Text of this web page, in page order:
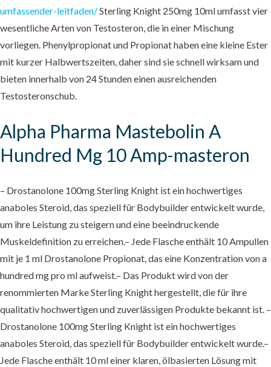
umfassender-leitfaden/Sterling Knight 250mg 10ml umfasst vier
wesentliche Arten von Testosteron, die in einer Mischung
vorliegen. Phenylpropionat und Propionat haben eine kleine Ester
mit kurzer Halbwertszeiten, daher sind sie schnell wirksam und
bieten innerhalb von 24 Stunden einen ausreichenden
Testosteronschub.
Alpha Pharma Mastebolin A
Hundred Mg 10 Amp-masteron
– Drostanolone 100mg Sterling Knight ist ein hochwertiges
anaboles Steroid, das speziell für Bodybuilder entwickelt wurde,
um ihre Leistung zu steigern und eine beeindruckende
Muskeldefinition zu erreichen.– Jede Flasche enthält 10 Ampullen
mit je 1 ml Drostanolone Propionat, das eine Konzentration von a
hundred mg pro ml aufweist.– Das Produkt wird von der
renommierten Marke Sterling Knight hergestellt, die für ihre
qualitativ hochwertigen und zuverlässigen Produkte bekannt ist. –
Drostanolone 100mg Sterling Knight ist ein hochwertiges
anaboles Steroid, das speziell für Bodybuilder entwickelt wurde.–
Jede Flasche enthält 10 ml einer klaren, ölbasierten Lösung mit